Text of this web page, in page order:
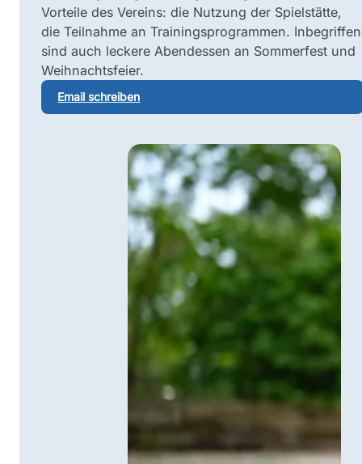
Vorteile des Vereins: die Nutzung der Spielstätte,
die Teilnahme an Trainingsprogrammen. Inbegriffen
sind auch leckere Abendessen an Sommerfest und
Weihnachtsfeier.
Email schreiben